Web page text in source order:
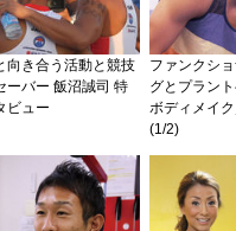
向き合う活動と競技
ーバー 飯沼誠司 特
ビュー
ファンクシ
グとプラン
ボディメイ
(1/2)